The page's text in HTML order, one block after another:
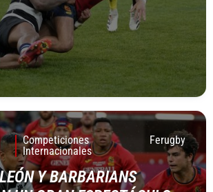
Competiciones
Internacionales
Ferugby
Y BARBARIANS